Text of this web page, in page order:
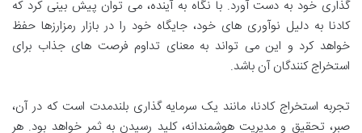
گذاری خود به دست آورد. با نگاه به آینده، می توان پیش بینی کرد که
کادنا به دلیل نوآوری های خود، جایگاه خود را در بازار رمزارزها حفظ
خواهد کرد و این می تواند به معنای تداوم فرصت های جذاب برای
استخراج کنندگان آن باشد.
تجربه استخراج کادنا، مانند یک سرمایه گذاری بلندمدت است که در آن،
صبر، تحقیق و مدیریت هوشمندانه، کلید رسیدن به ثمر خواهد بود. هر